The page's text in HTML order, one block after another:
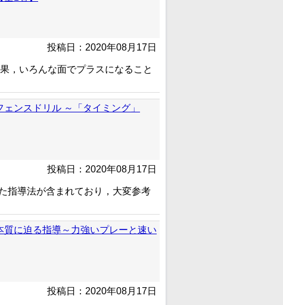
投稿日：2020年08月17日
，いろんな面でプラスになること
ンスドリル ～「タイミング」
投稿日：2020年08月17日
指導法が含まれており，大変参考
に迫る指導～力強いプレーと速い
投稿日：2020年08月17日